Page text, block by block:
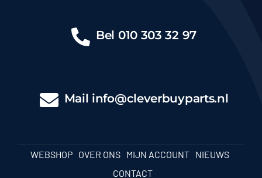
Bel 010 303 32 97
Mail info@cleverbuyparts.nl
WEBSHOP OVER ONS MIJN ACCOUNT
NIEUWS
CONTACT